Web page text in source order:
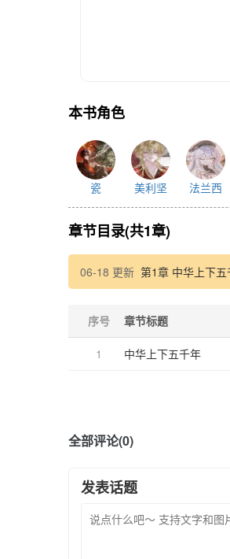
本书角色
瓷 美利坚 法兰西
章节目录(共1章)
06-18 更新 第1章 中华上下五
序号 章节标题
1 中华上下五千年
全部评论(0)
发表话题